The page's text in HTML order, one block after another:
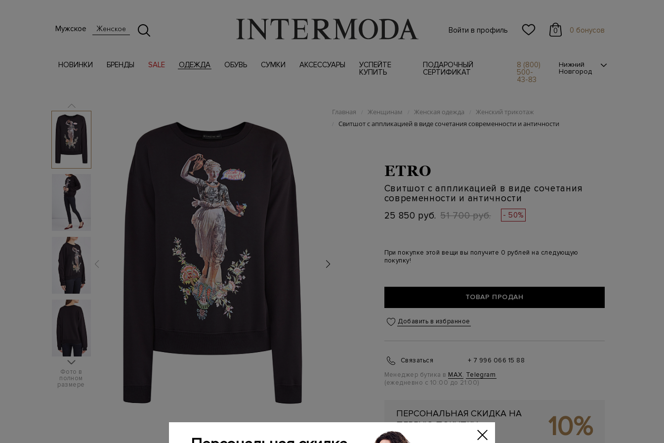
Мужское Женское Войти в профиль 0 0 бонусов
НОВИНКИ БРЕНДЫ SALE ОДЕЖДА ОБУВЬ СУМКИ АКСЕССУАРЫ
УСПЕЙТЕ
КУПИТЬ
ПОДАРОЧНЫЙ
СЕРТИФИКАТ
8 (800)
500-
43-83
Нижний
Новгород
Фото в
полном
размере
Главная / Женщинам / Женская одежда / Женский трикотаж
/ Свитшот с аппликацией в виде сочетания современности и античности
ETRO
Свитшот с аппликацией в виде сочетания
современности и античности
25 850 руб. 51 700 руб. - 50%
При покупке этой вещи вы получите 0 рублей на следующую
покупку!
ТОВАР ПРОДАН
Добавить в избранное
Связаться
+ 7 996 066 15 88
Менеджер бутика в MAX, Telegram
(ежедневно с 10:00 до 21:00)
ПЕРСОНАЛЬНАЯ СКИДКА НА
ПЕРВУЮ ПОКУПКУ
Подробнее 10%